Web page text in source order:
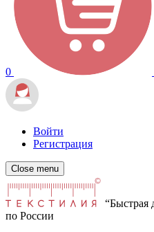
0
Войти
Регистрация
Close menu
“Быстрая
по России